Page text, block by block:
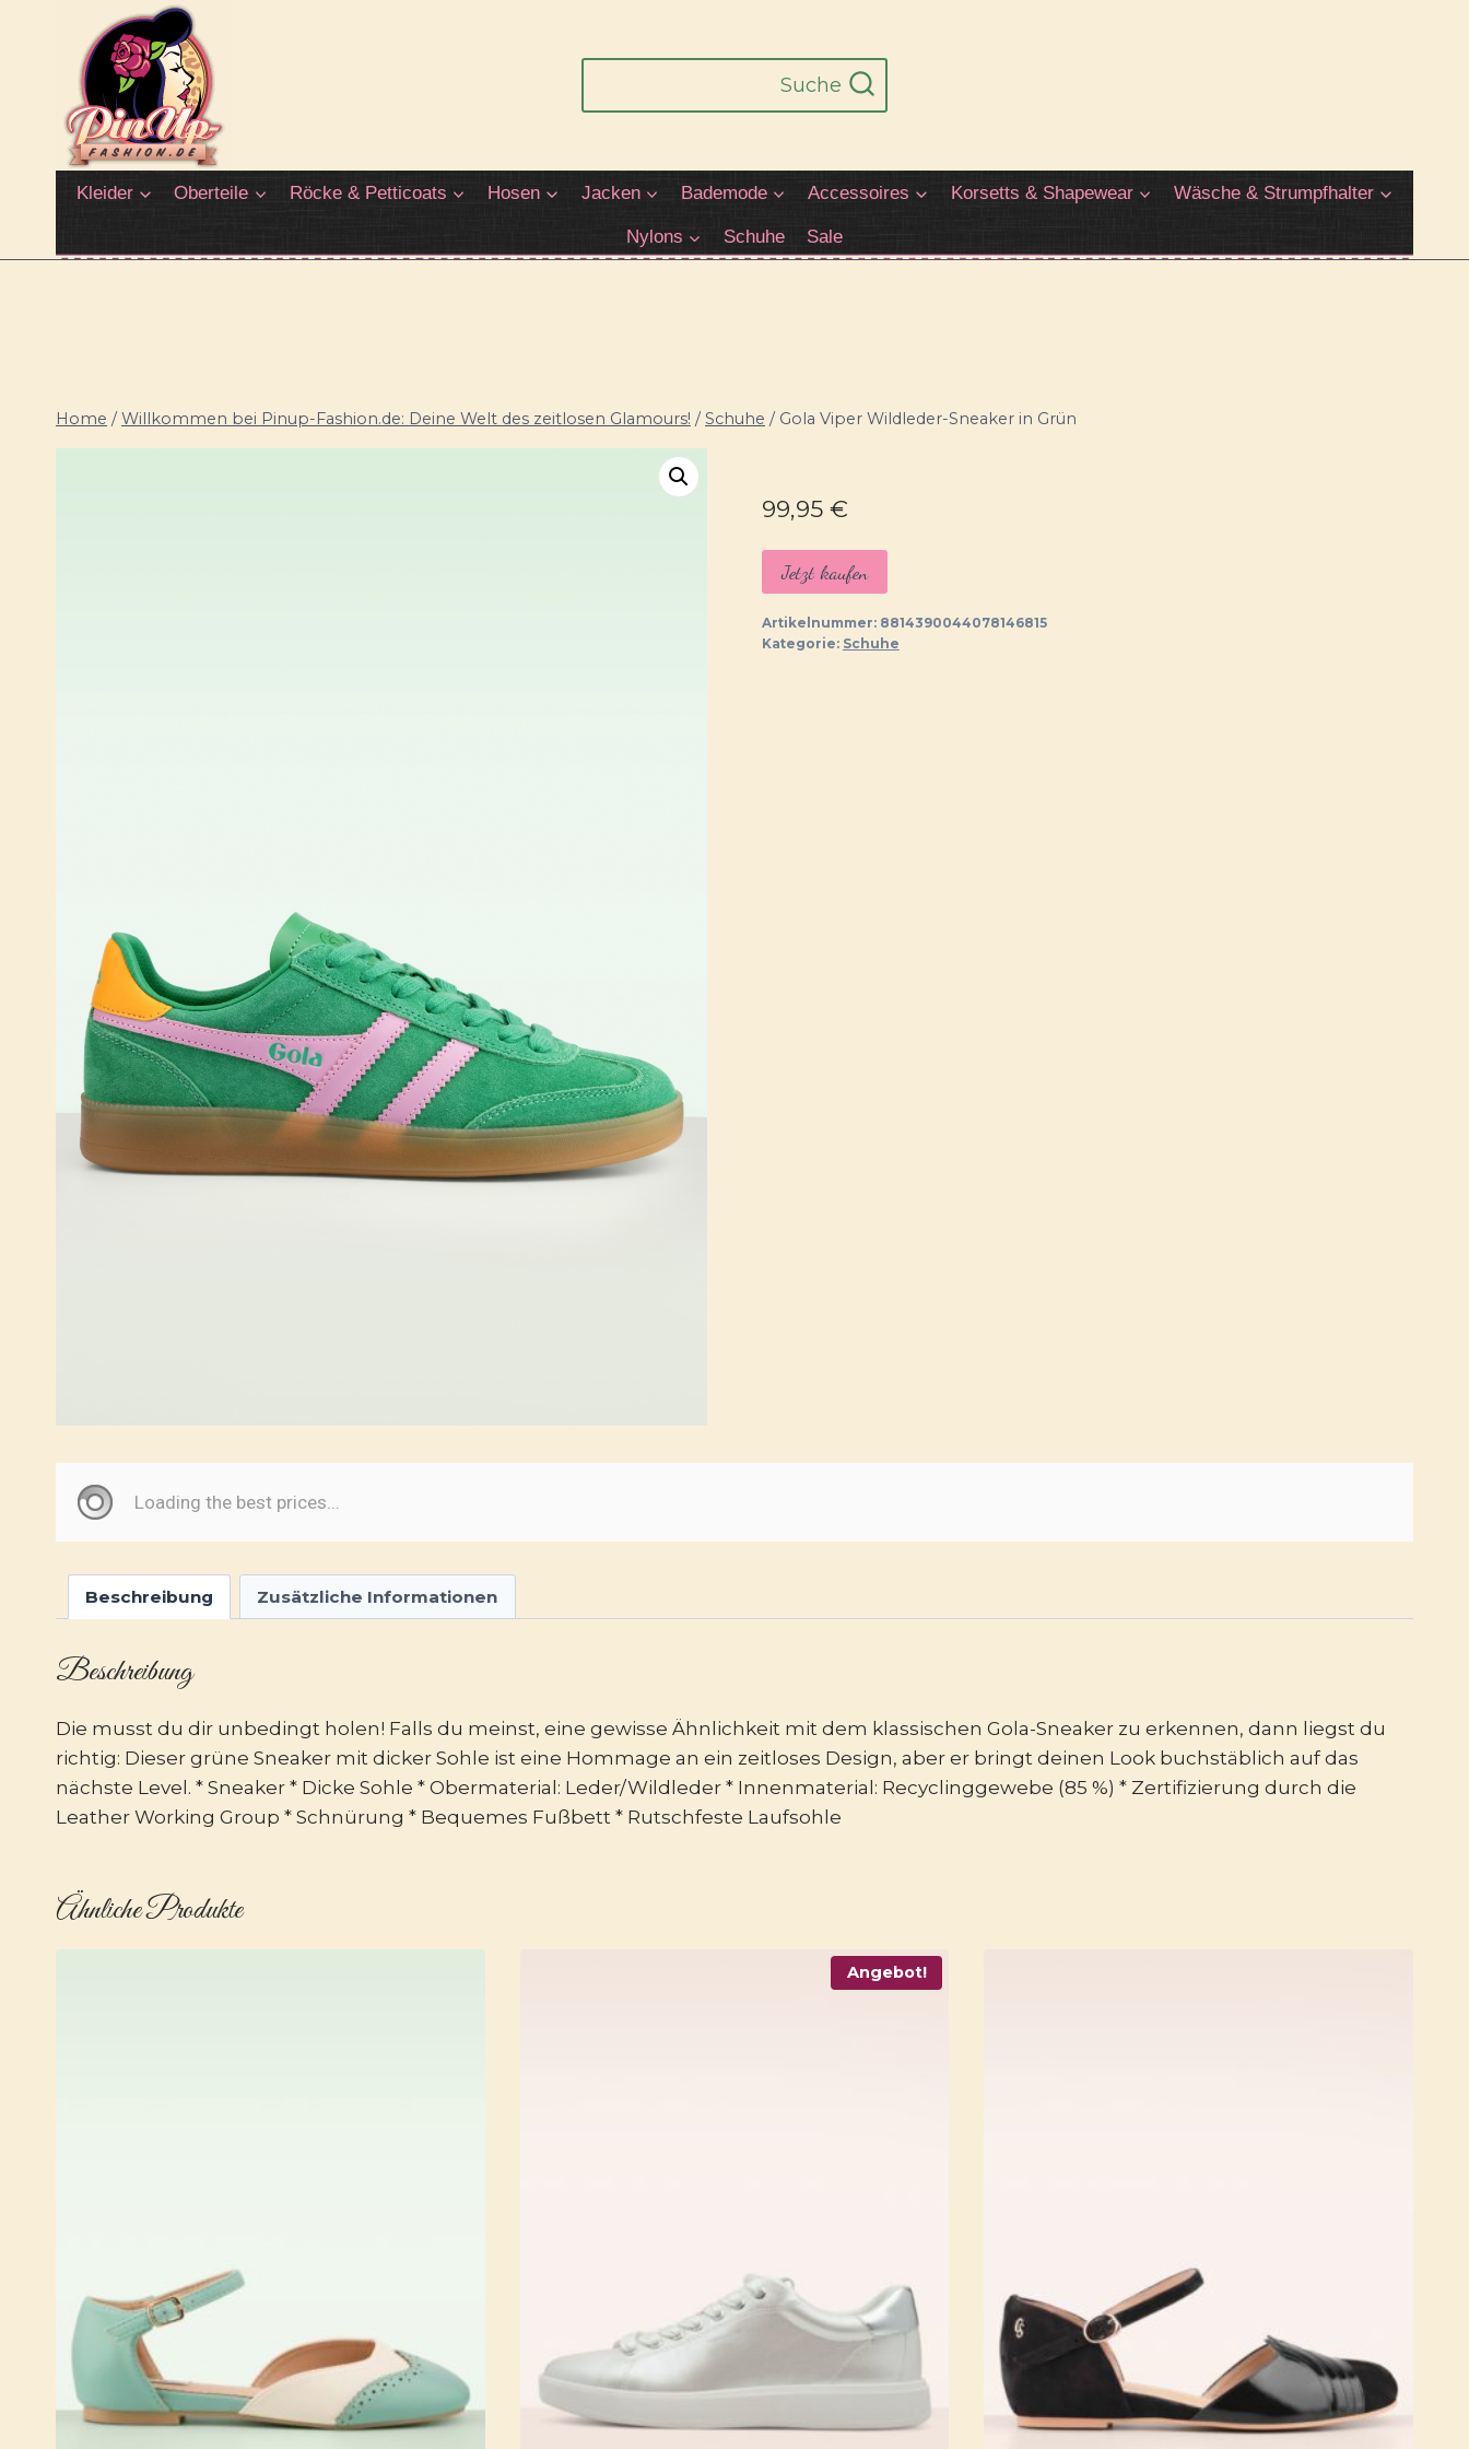
springen
Suche
Kleider Oberteile Röcke & Petticoats Hosen Jacken Bademode Accessoires Korsetts & Shapewear Wäsche & Strumpfhalter
Nylons Schuhe Sale
Home / Willkommen bei Pinup-Fashion.de: Deine Welt des zeitlosen Glamours! / Schuhe / Gola Viper Wildleder-Sneaker in Grün
99,95 €
Jetzt kaufen
Artikelnummer: 8814390044078146815
Kategorie: Schuhe
Beschreibung Zusätzliche Informationen
Beschreibung
Die musst du dir unbedingt holen! Falls du meinst, eine gewisse Ähnlichkeit mit dem klassischen Gola-Sneaker zu erkennen, dann liegst du
richtig: Dieser grüne Sneaker mit dicker Sohle ist eine Hommage an ein zeitloses Design, aber er bringt deinen Look buchstäblich auf das
nächste Level. * Sneaker * Dicke Sohle * Obermaterial: Leder/Wildleder * Innenmaterial: Recyclinggewebe (85 %) * Zertifizierung durch die
Leather Working Group * Schnürung * Bequemes Fußbett * Rutschfeste Laufsohle
Ähnliche Produkte
Angebot!